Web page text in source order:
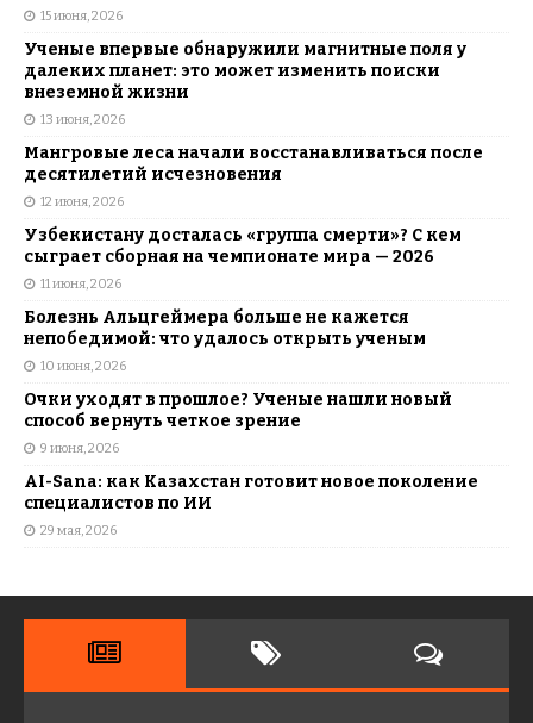
15 июня, 2026
Ученые впервые обнаружили магнитные поля у
далеких планет: это может изменить поиски
внеземной жизни
13 июня, 2026
Мангровые леса начали восстанавливаться после
десятилетий исчезновения
12 июня, 2026
Узбекистану досталась «группа смерти»? С кем
сыграет сборная на чемпионате мира — 2026
11 июня, 2026
Болезнь Альцгеймера больше не кажется
непобедимой: что удалось открыть ученым
10 июня, 2026
Очки уходят в прошлое? Ученые нашли новый
способ вернуть четкое зрение
9 июня, 2026
AI-Sana: как Казахстан готовит новое поколение
специалистов по ИИ
29 мая, 2026